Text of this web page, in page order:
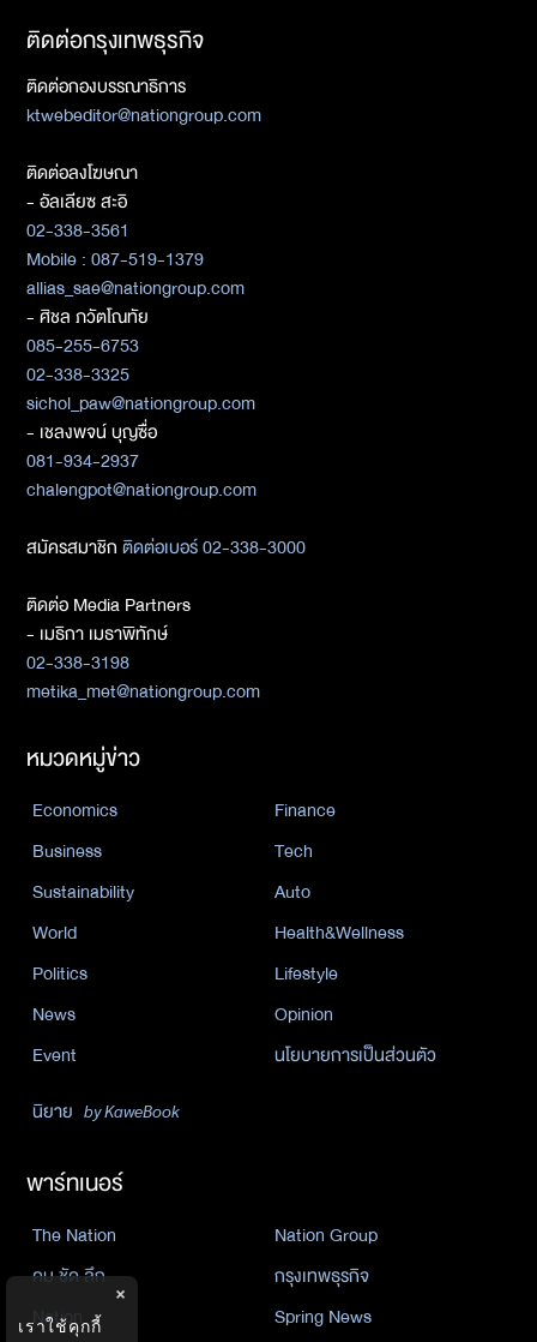
ติดต่อกรุงเทพธุรกิจ
ติดต่อกองบรรณาธิการ
ktwebeditor@nationgroup.com
ติดต่อลงโฆษณา
- อัลเลียซ สะอิ
02-338-3561
Mobile : 087-519-1379
allias_sae@nationgroup.com
- ศิชล ภวัตโณทัย
085-255-6753
02-338-3325
sichol_paw@nationgroup.com
- เชลงพจน์ บุญซื่อ
081-934-2937
chalengpot@nationgroup.com
สมัครสมาชิกติดต่อเบอร์ 02-338-3000
ติดต่อ Media Partners
- เมธิกา เมธาพิทักษ์
02-338-3198
metika_met@nationgroup.com
หมวดหมู่ข่าว
Economics
Finance
Business
Tech
Sustainability
Auto
World
Health&Wellness
Politics
Lifestyle
News
Opinion
Event
นโยบายการเป็นส่วนตัว
นิยาย by KaweBook
พาร์ทเนอร์
The Nation
Nation Group
คม ชัด ลึก
กรุงเทพธุรกิจ
Nation
Spring News
×
เราใช้คุกกี้